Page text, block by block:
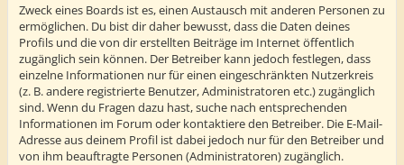
Zweck eines Boards ist es, einen Austausch mit anderen Personen zu
ermöglichen. Du bist dir daher bewusst, dass die Daten deines
Profils und die von dir erstellten Beiträge im Internet öffentlich
zugänglich sein können. Der Betreiber kann jedoch festlegen, dass
einzelne Informationen nur für einen eingeschränkten Nutzerkreis
(z. B. andere registrierte Benutzer, Administratoren etc.) zugänglich
sind. Wenn du Fragen dazu hast, suche nach entsprechenden
Informationen im Forum oder kontaktiere den Betreiber. Die E-Mail-
Adresse aus deinem Profil ist dabei jedoch nur für den Betreiber und
von ihm beauftragte Personen (Administratoren) zugänglich.